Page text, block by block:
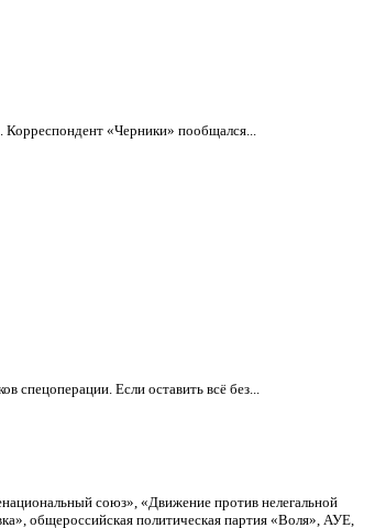
«Черники» пообщался...
Если оставить всё без...
союз», «Движение против нелегальной
общероссийская политическая партия «Воля», АУЕ,